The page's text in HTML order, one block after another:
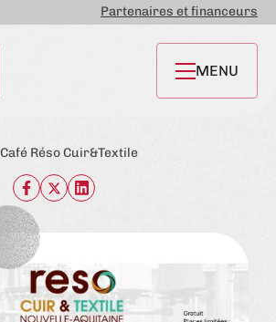
Partenaires et financeurs
MENU
Café Réso Cuir&Textile